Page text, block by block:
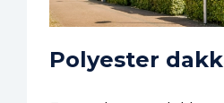
Polyester